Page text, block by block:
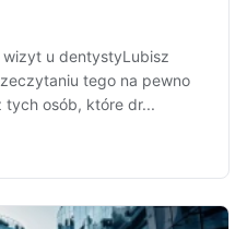
u dentystyLubisz
tego na pewno
tych osób, które dr...